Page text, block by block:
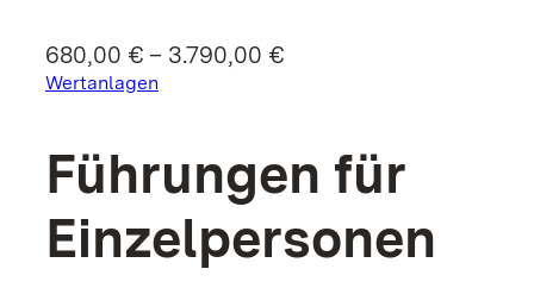
680,00 € – 3.790,00 €
Wertanlagen
Führungen für
Einzel­personen